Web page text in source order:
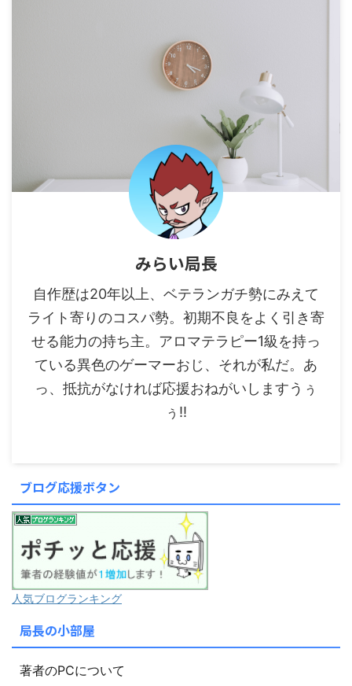
みらい局長
自作歴は20年以上、ベテランガチ勢にみえて
ライト寄りのコスパ勢。初期不良をよく引き寄
せる能力の持ち主。アロマテラピー1級を持っ
ている異色のゲーマーおじ、それが私だ。あ
っ、抵抗がなければ応援おねがいしますうぅ
ぅ!!
ブログ応援ボタン
人気ブログランキング
局長の小部屋
著者のPCについて